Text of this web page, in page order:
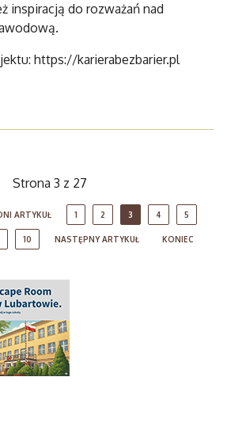
inspiracją do rozważań nad
https://karierabezbarier.pl
Strona 3 z 27
ARTYKUŁ 1 2 3 4 5
10 NASTĘPNY ARTYKUŁ KONIEC